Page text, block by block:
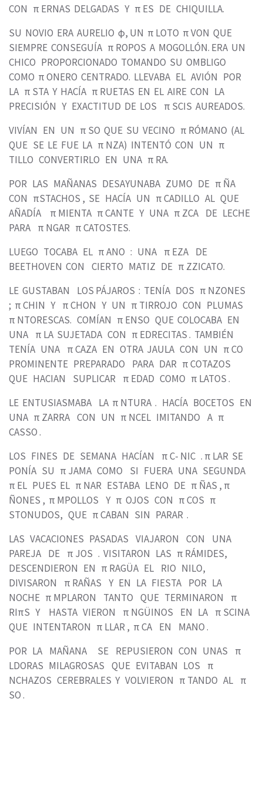
CON π ERNAS DELGADAS Y π ES DE CHIQUILLA.
SU NOVIO ERA AURELIO φ, UN π LOTO π VON QUE
SIEMPRE CONSEGUÍA π ROPOS A MOGOLLÓN. ERA UN
CHICO PROPORCIONADO TOMANDO SU OMBLIGO
COMO π ONERO CENTRADO. LLEVABA EL AVIÓN POR
LA π STA Y HACÍA π RUETAS EN EL AIRE CON LA
PRECISIÓN Y EXACTITUD DE LOS π SCIS AUREADOS.
VIVÍAN EN UN π SO QUE SU VECINO π RÓMANO (AL
QUE SE LE FUE LA π NZA) INTENTÓ CON UN π
TILLO CONVERTIRLO EN UNA π RA.
POR LAS MAÑANAS DESAYUNABA ZUMO DE π ÑA
CON πSTACHOS , SE HACÍA UN π CADILLO AL QUE
AÑADÍA π MIENTA π CANTE Y UNA π ZCA DE LECHE
PARA π NGAR π CATOSTES.
LUEGO TOCABA EL π ANO : UNA π EZA DE
BEETHOVEN CON CIERTO MATIZ DE π ZZICATO.
LE GUSTABAN LOS PÁJAROS : TENÍA DOS π NZONES
; π CHIN Y π CHON Y UN π TIRROJO CON PLUMAS
π NTORESCAS. COMÍAN π ENSO QUE COLOCABA EN
UNA π LA SUJETADA CON π EDRECITAS . TAMBIÉN
TENÍA UNA π CAZA EN OTRA JAULA CON UN π CO
PROMINENTE PREPARADO PARA DAR π COTAZOS
QUE HACIAN SUPLICAR π EDAD COMO π LATOS .
LE ENTUSIASMABA LA π NTURA . HACÍA BOCETOS EN
UNA π ZARRA CON UN π NCEL IMITANDO A π
CASSO .
LOS FINES DE SEMANA HACÍAN π C- NIC . π LAR SE
PONÍA SU π JAMA COMO SI FUERA UNA SEGUNDA
π EL PUES EL π NAR ESTABA LENO DE π ÑAS , π
ÑONES , π MPOLLOS Y π OJOS CON π COS π
STONUDOS, QUE π CABAN SIN PARAR .
LAS VACACIONES PASADAS VIAJARON CON UNA
PAREJA DE π JOS . VISITARON LAS π RÁMIDES,
DESCENDIERON EN π RAGÜA EL RIO NILO,
DIVISARON π RAÑAS Y EN LA FIESTA POR LA
NOCHE π MPLARON TANTO QUE TERMINARON π
RIπS Y HASTA VIERON π NGÜINOS EN LA π SCINA
QUE INTENTARON π LLAR , π CA EN MANO .
POR LA MAÑANA SE REPUSIERON CON UNAS π
LDORAS MILAGROSAS QUE EVITABAN LOS π
NCHAZOS CEREBRALES Y VOLVIERON π TANDO AL π
SO .